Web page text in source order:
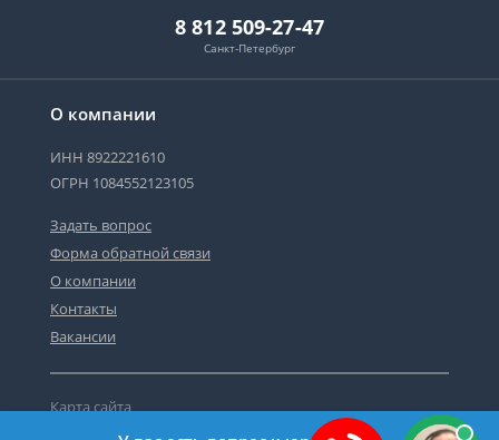
О компании
ИНН 8922221610
ОГРН 1084552123105
Задать вопрос
Форма обратной связи
О компании
Контакты
Вакансии
Карта сайта
Политика персональных данных
8 812 509-27-47
Санкт-Петербург